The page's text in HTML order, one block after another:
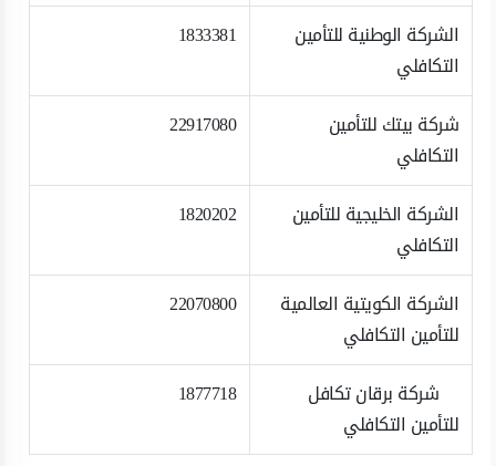
الشركة الوطنية للتأمين
التكافلي
1833381
شركة بيتك للتأمين
التكافلي
22917080
الشركة الخليجية للتأمين
التكافلي
1820202
الشركة الكويتية العالمية
للتأمين التكافلي
22070800
شركة برقان تكافل
للتأمين التكافلي
1877718